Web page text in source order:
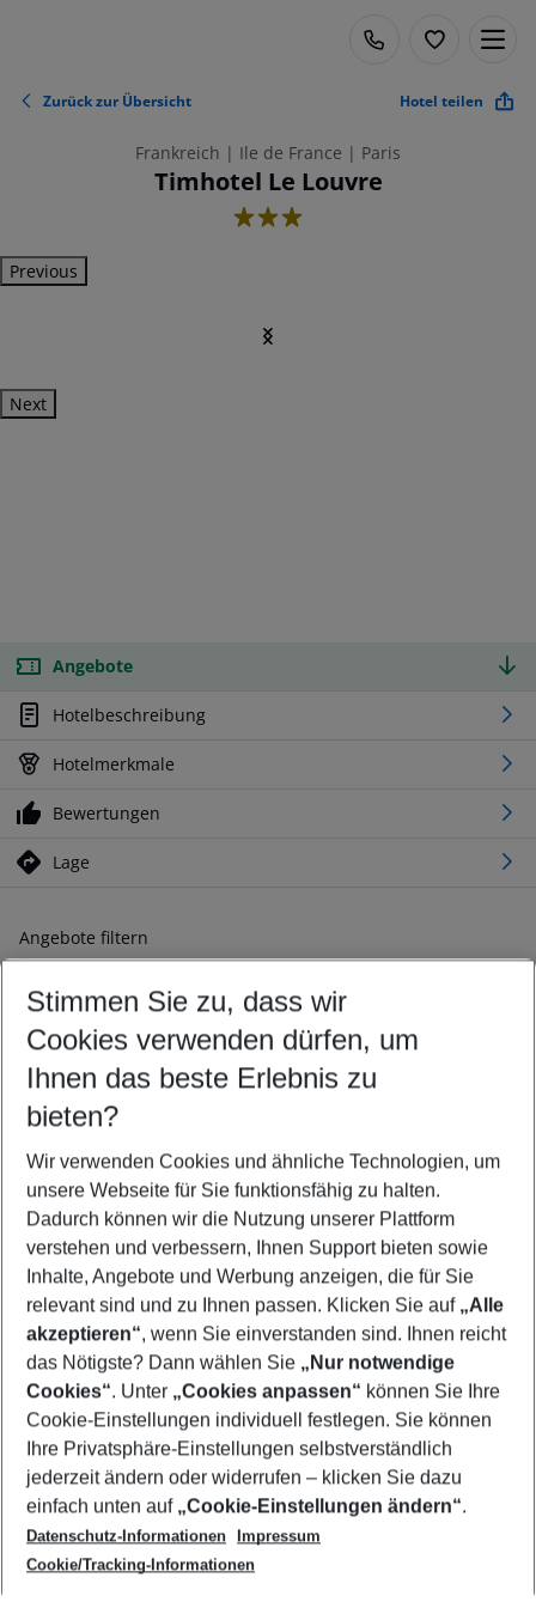
Zurück zur Übersicht Hotel teilen
Frankreich | Ile de France | Paris
Timhotel Le Louvre
3
Previous
Next
Angebote
Hotelbeschreibung
Hotelmerkmale
Bewertungen
Lage
Angebote filtern
Ändern Sie Ihre Kriterien nach Ihren Wünschen
Abflughafen wählen
Beliebiger Abflughafen
Reisezeitraum wählen
08.08.26– 06.08.27 5-8 Nächte
2 Erwachsene Keine Kinder
Mehr Filter anzeigen
Footer
Footer navigation
Über uns
AGB
Cookie-Einstellungen ändern
Cookie-Richtlinie
Datenschutz
Service & Hilfe
Barrierefreies Reisen
Check-in
Folgen Sie uns
Stimmen Sie zu, dass wir
Cookies verwenden dürfen, um
Ihnen das beste Erlebnis zu
bieten?
Wir verwenden Cookies und ähnliche Technologien, um
unsere Webseite für Sie funktionsfähig zu halten.
Dadurch können wir die Nutzung unserer Plattform
verstehen und verbessern, Ihnen Support bieten sowie
Inhalte, Angebote und Werbung anzeigen, die für Sie
relevant sind und zu Ihnen passen. Klicken Sie auf „Alle
akzeptieren“, wenn Sie einverstanden sind. Ihnen reicht
das Nötigste? Dann wählen Sie „Nur notwendige
Cookies“. Unter „Cookies anpassen“ können Sie Ihre
Cookie-Einstellungen individuell festlegen. Sie können
Ihre Privatsphäre-Einstellungen selbstverständlich
jederzeit ändern oder widerrufen – klicken Sie dazu
einfach unten auf „Cookie-Einstellungen ändern“.
Datenschutz-Informationen
Impressum
Cookie/Tracking-Informationen